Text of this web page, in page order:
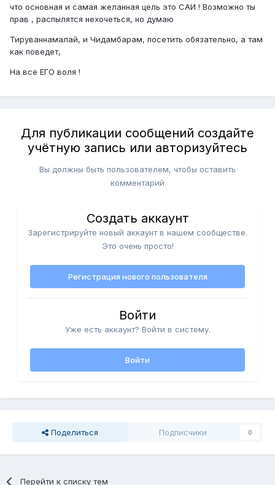
что основная и самая желанная цель это САИ ! Возможно ты
прав , распылятся нехочеться, но думаю
Тируваннамалай, и Чидамбарам, посетить обязательно, а там
как поведет,
На все ЕГО воля !
Для публикации сообщений создайте
учётную запись или авторизуйтесь
Вы должны быть пользователем, чтобы оставить
комментарий
Создать аккаунт
Зарегистрируйте новый аккаунт в нашем сообществе.
Это очень просто!
Регистрация нового пользователя
Войти
Уже есть аккаунт? Войти в систему.
Войти
Поделиться Подписчики 0
Перейти к списку тем